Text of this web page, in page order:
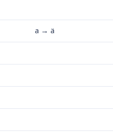
a → ä